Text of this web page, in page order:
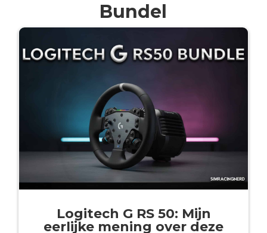
Bundel
Logitech G RS 50: Mijn
eerlijke mening over deze